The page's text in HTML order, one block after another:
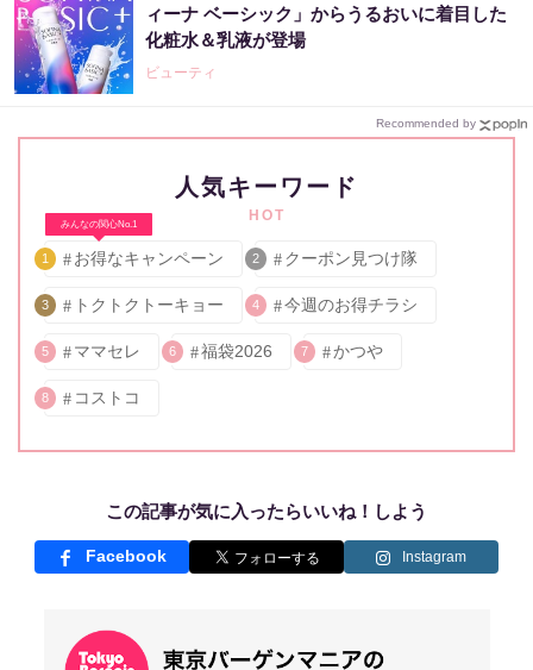
ィーナ ベーシック」からうるおいに着目した
化粧水＆乳液が登場
ビューティ
Recommended by
人気キーワード
HOT
みんなの関心No.1
1 お得なキャンペーン 2 クーポン見つけ隊
3 トクトクトーキョー 4 今週のお得チラシ
5 ママセレ 6 福袋2026 7 かつや
8 コストコ
この記事が気に入ったらいいね！しよう
Facebook Instagram